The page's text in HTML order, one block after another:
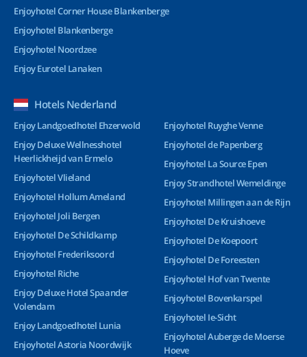
Enjoyhotel Corner House Blankenberge
Enjoyhotel Blankenberge
Enjoyhotel Noordzee
Enjoy Eurotel Lanaken
Hotels Nederland
Enjoy Landgoedhotel Ehzerwold
Enjoy Deluxe Wellnesshotel
Heerlickheijd van Ermelo
Enjoyhotel Vlieland
Enjoyhotel Hollum Ameland
Enjoyhotel Joli Bergen
Enjoyhotel De Schildkamp
Enjoyhotel Frederiksoord
Enjoyhotel Riche
Enjoy Deluxe Hotel Spaander
Volendam
Enjoy Landgoedhotel Lunia
Enjoyhotel Astoria Noordwijk
Enjoyhotel Ruyghe Venne
Enjoyhotel de Papenberg
Enjoyhotel La Source Epen
Enjoy Strandhotel Wemeldinge
Enjoyhotel Millingen aan de Rijn
Enjoyhotel De Kruishoeve
Enjoyhotel De Koepoort
Enjoyhotel De Foreesten
Enjoyhotel Hof van Twente
Enjoyhotel Bovenkarspel
Enjoyhotel Ie-Sicht
Enjoyhotel Auberge de Moerse
Hoeve